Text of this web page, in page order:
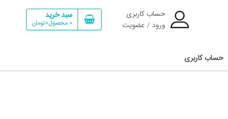
سبد خرید
0 محصول0تومان
حساب کاربری
ورود / عضویت
حساب کاربری